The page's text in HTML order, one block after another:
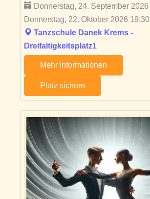
Donnerstag, 24. September
Donnerstag, 22. Oktober 2026
Tanzschule Danek Krems -
Dreifaltigkeitsplatz1
Mehr Informationen
Platz sichern